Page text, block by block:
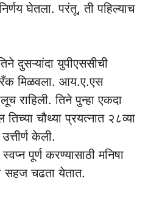
घेतला. परंतू, ती पहिल्याच
दुसऱ्यांदा युपीएससीची
रँक मिळवला. आय.ए.एस
राहिली. तिने पुन्हा एकदा
चौथ्या प्रयत्नात २८व्या
केली.
पूर्ण करण्यासाठी मनिषा
सहज चढता येतात.